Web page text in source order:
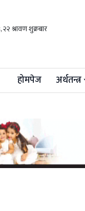
श्रावण शुक्रबार
होमपेज अर्थतन्त्र